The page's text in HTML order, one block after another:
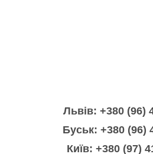
Львів: +380 (96)
Буськ: +380 (96)
Київ: +380 (97)